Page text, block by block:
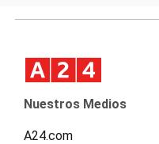
Nuestros Medios
A24.com